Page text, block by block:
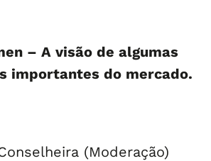
– A visão de algumas
importantes do mercado.
(Moderação)